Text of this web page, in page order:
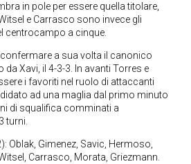
in pole per essere quella titolare,
e Carrasco sono invece gli
centrocampo a cinque.
confermare a sua volta il canonico
Xavi, il 4-3-3. In avanti Torres e
i favoriti nel ruolo di attaccanti
ad una maglia dal primo minuto
di squalifica comminati a
turni.
Oblak, Gimenez, Savic, Hermoso,
Carrasco, Morata, Griezmann.